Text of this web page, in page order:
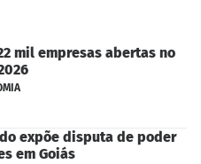
mil empresas abertas no
expõe disputa de poder
em Goiás